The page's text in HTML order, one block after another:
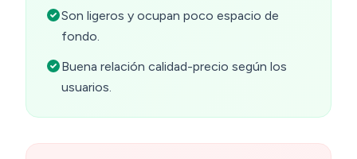
Son ligeros y ocupan poco espacio de
fondo.
Buena relación calidad-precio según los
usuarios.